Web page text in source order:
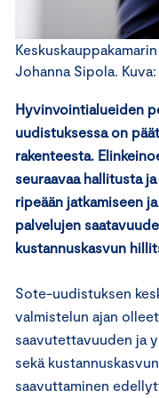
Johanna Sipola. Kuva:
Hyvinvointialueiden
uudistuksessa on
rakenteesta.
seuraavaa hallitusta
ripeään jatkamiseen
palvelujen
kustannuskasvun
Sote-uudistuksen
valmistelun ajan
saavutettavuuden ja
sekä
saavuttaminen